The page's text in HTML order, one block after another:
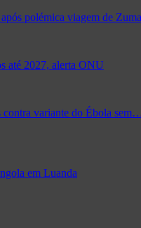
polémica viagem de
até 2027, alerta ONU
contra variante do Ébola
em Luanda